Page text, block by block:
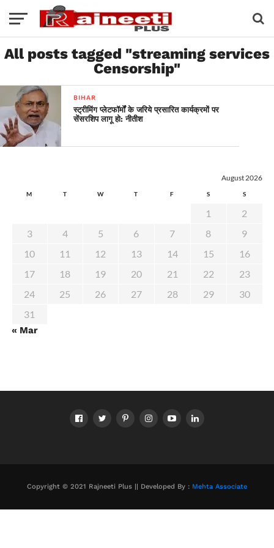
All posts tagged "streaming services
Censorship"
BIHAR
स्ट्रीमिंग प्लेटफॉर्मों के जरिये प्रसारित कार्यक्रमों पर
सेंसरशिप लागू हो: नीतीश
August 2026
M T W T F S S
1
2
3
4 5 6 7 8
9
10
11 12 13 14 15
16
17
18 19 20 21 22
23
24
25 26 27 28 29
30
31
« Mar
Copyright © 2021 Rajneeti Plus || Developed By : Mehta Associate